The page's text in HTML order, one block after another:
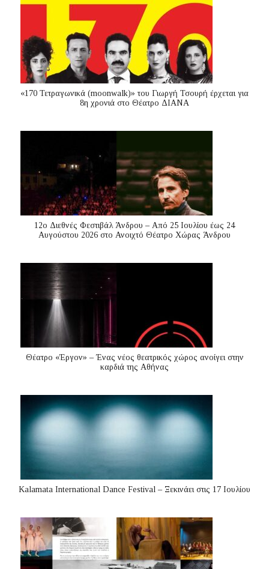
«170 Τετραγωνικά (moonwalk)» του Γιωργή Τσουρή έρχεται για
8η χρονιά στο Θέατρο ΔΙΑΝΑ
12ο Διεθνές Φεστιβάλ Άνδρου – Από 25 Ιουλίου έως 24
Αυγούστου 2026 στο Ανοιχτό Θέατρο Χώρας Άνδρου
Θέατρο «Έργον» – Ένας νέος θεατρικός χώρος ανοίγει στην
καρδιά της Αθήνας
Kalamata International Dance Festival – Ξεκινάει στις 17 Ιουλίου